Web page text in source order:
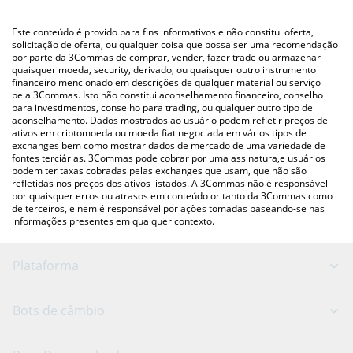
Você também pode usar nossa tabela de preços de Hana
Network acima para verificar o último preço de Hana Network
nas principais moedas fiat e criptográficas.
Este conteúdo é provido para fins informativos e não constitui oferta,
solicitação de oferta, ou qualquer coisa que possa ser uma recomendação
por parte da 3Commas de comprar, vender, fazer trade ou armazenar
quaisquer moeda, security, derivado, ou quaisquer outro instrumento
financeiro mencionado em descrições de qualquer material ou serviço
pela 3Commas. Isto não constitui aconselhamento financeiro, conselho
para investimentos, conselho para trading, ou qualquer outro tipo de
aconselhamento. Dados mostrados ao usuário podem refletir preços de
ativos em criptomoeda ou moeda fiat negociada em vários tipos de
exchanges bem como mostrar dados de mercado de uma variedade de
fontes terciárias. 3Commas pode cobrar por uma assinatura,e usuários
podem ter taxas cobradas pelas exchanges que usam, que não são
refletidas nos preços dos ativos listados. A 3Commas não é responsável
por quaisquer erros ou atrasos em conteúdo or tanto da 3Commas como
de terceiros, e nem é responsável por ações tomadas baseando-se nas
informações presentes em qualquer contexto.
Plataforma
Bot GRID
Bots de câmbio